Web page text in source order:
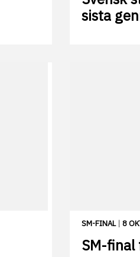
sista
SM-FINAL| 8
SM-final